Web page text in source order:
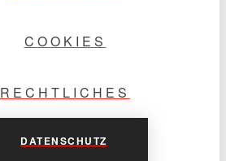
COOKIES
RECHTLICHES
DATENSCHUTZ